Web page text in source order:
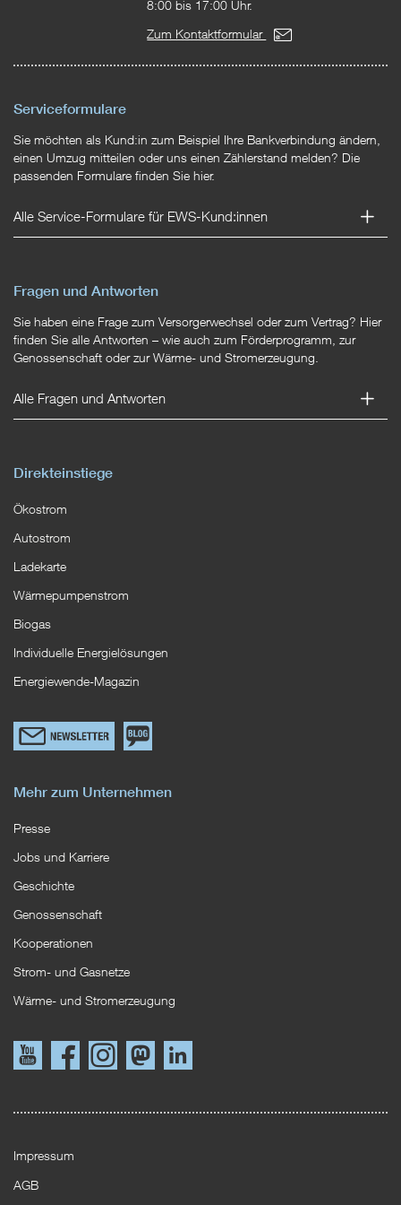
8:00 bis 17:00 Uhr.
Zum Kontaktformular
Serviceformulare
Sie möchten als Kund:in zum Beispiel Ihre Bankverbindung ändern,
einen Umzug mitteilen oder uns einen Zählerstand melden? Die
passenden Formulare finden Sie hier.
Alle Service-Formulare für EWS-Kund:innen
Fragen und Antworten
Sie haben eine Frage zum Versorgerwechsel oder zum Vertrag? Hier
finden Sie alle Antworten – wie auch zum Förderprogramm, zur
Genossenschaft oder zur Wärme- und Stromerzeugung.
Alle Fragen und Antworten
Direkteinstiege
Ökostrom
Autostrom
Ladekarte
Wärmepumpenstrom
Biogas
Individuelle Energielösungen
Energiewende-Magazin
Link
zum
Zum
Mehr zum Unternehmen
Presse
Jobs und Karriere
Geschichte
Genossenschaft
Kooperationen
Strom- und Gasnetze
Wärme- und Stromerzeugung
Link
Link
InstagramMastodonLinkedIn
Impressum
AGB